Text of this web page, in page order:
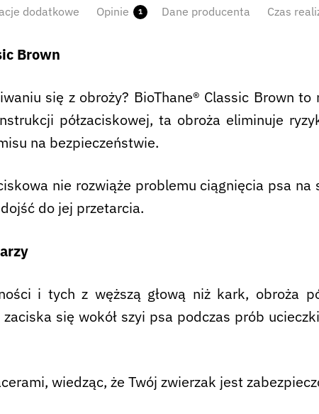
dodatkowe Opinie 1 Dane producenta Czas
Brown
się z obroży? BioThane® Classic Brown
półzaciskowej, ta obroża eliminuje
na bezpieczeństwie.
nie rozwiąże problemu ciągnięcia psa
do jej przetarcia.
i tych z węższą głową niż kark, obroża
się wokół szyi psa podczas prób
wiedząc, że Twój zwierzak jest